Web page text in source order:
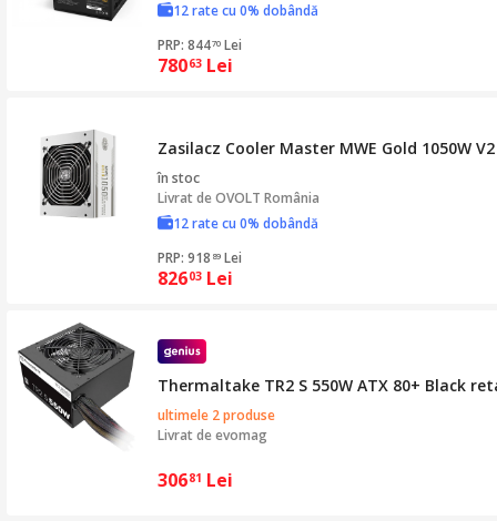
12 rate cu 0% dobândă
PRP: 84470 Lei
78063 Lei
Zasilacz Cooler Master MWE Gold 1050W V2
în stoc
Livrat deOVOLT România
12 rate cu 0% dobândă
PRP: 918 89 Lei
82603 Lei
Thermaltake TR2 S 550W ATX 80+ Black
ultimele 2 produse
Livrat deevomag
30681 Lei